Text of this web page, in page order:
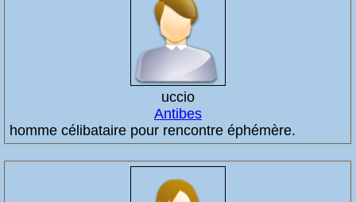
uccio
Antibes
homme célibataire pour rencontre éphémère.